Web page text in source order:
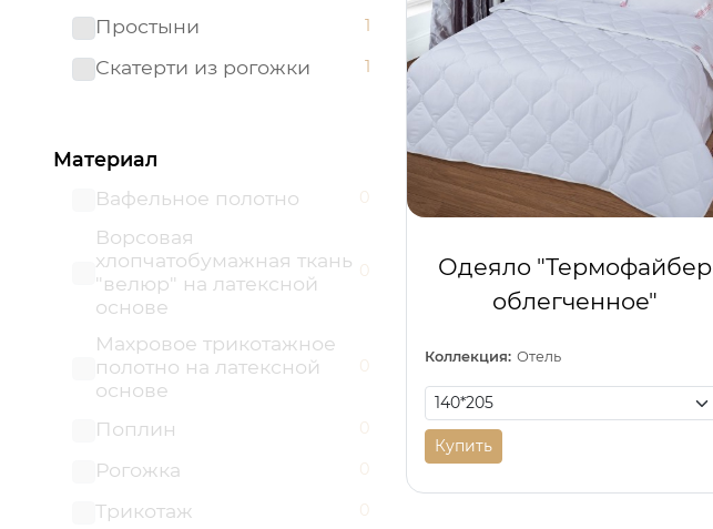
Простыни 1
Скатерти из рогожки 1
Материал
Вафельное полотно
0
Ворсовая
хлопчатобумажная ткань
"велюр" на латексной
основе
0
Махровое трикотажное
полотно на латексной
основе
0
Поплин 0
Рогожка 0
Трикотаж 0
Одеяло "Термофайбер
облегченное"
Коллекция: Отель
Купить